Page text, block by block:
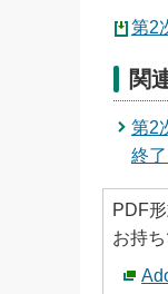
第2
関
第2
終
PDF
お持